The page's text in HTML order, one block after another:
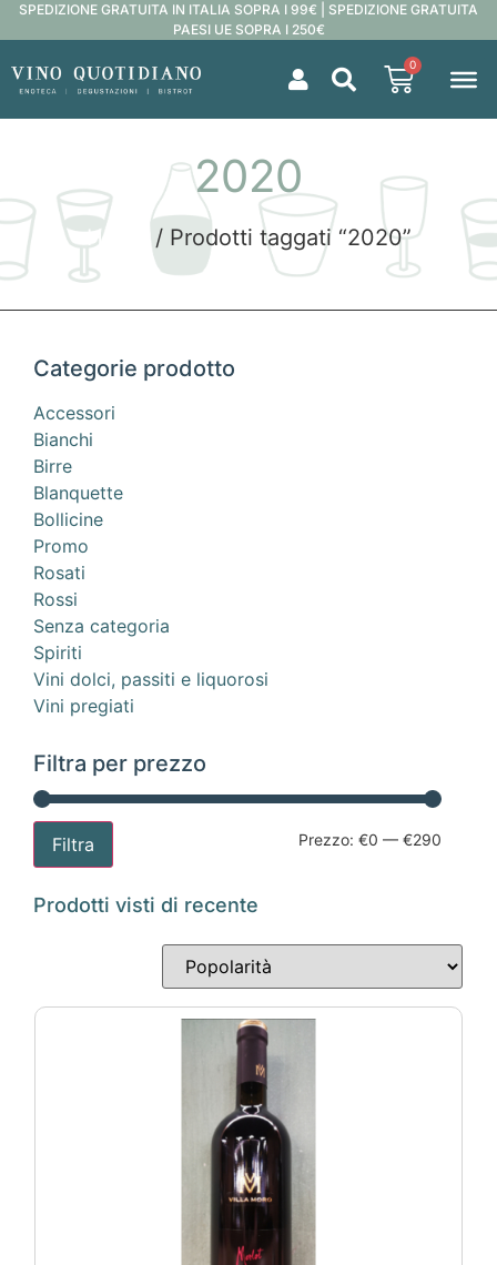
SPEDIZIONE GRATUITA IN ITALIA SOPRA I 99€ | SPEDIZIONE GRATUITA
PAESI UE SOPRA I 250€
0
2020
Home / Prodotti taggati “2020”
Categorie prodotto
Accessori
Bianchi
Birre
Blanquette
Bollicine
Promo
Rosati
Rossi
Senza categoria
Spiriti
Vini dolci, passiti e liquorosi
Vini pregiati
Filtra per prezzo
Filtra Prezzo: €0 — €290
Prodotti visti di recente